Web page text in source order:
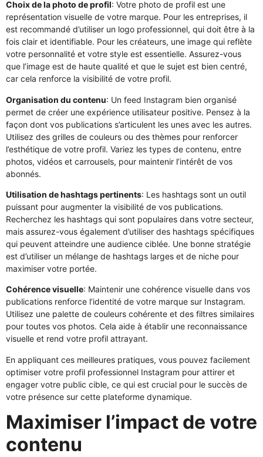
Choix de la photo de profil: Votre photo de profil est une
représentation visuelle de votre marque. Pour les entreprises, il
est recommandé d’utiliser un logo professionnel, qui doit être à la
fois clair et identifiable. Pour les créateurs, une image qui reflète
votre personnalité et votre style est essentielle. Assurez-vous
que l’image est de haute qualité et que le sujet est bien centré,
car cela renforce la visibilité de votre profil.
Organisation du contenu: Un feed Instagram bien organisé
permet de créer une expérience utilisateur positive. Pensez à la
façon dont vos publications s’articulent les unes avec les autres.
Utilisez des grilles de couleurs ou des thèmes pour renforcer
l’esthétique de votre profil. Variez les types de contenu, entre
photos, vidéos et carrousels, pour maintenir l’intérêt de vos
abonnés.
Utilisation de hashtags pertinents: Les hashtags sont un outil
puissant pour augmenter la visibilité de vos publications.
Recherchez les hashtags qui sont populaires dans votre secteur,
mais assurez-vous également d’utiliser des hashtags spécifiques
qui peuvent atteindre une audience ciblée. Une bonne stratégie
est d’utiliser un mélange de hashtags larges et de niche pour
maximiser votre portée.
Cohérence visuelle: Maintenir une cohérence visuelle dans vos
publications renforce l’identité de votre marque sur Instagram.
Utilisez une palette de couleurs cohérente et des filtres similaires
pour toutes vos photos. Cela aide à établir une reconnaissance
visuelle et rend votre profil attrayant.
En appliquant ces meilleures pratiques, vous pouvez facilement
optimiser votre profil professionnel Instagram pour attirer et
engager votre public cible, ce qui est crucial pour le succès de
votre présence sur cette plateforme dynamique.
Maximiser l’impact de votre
contenu